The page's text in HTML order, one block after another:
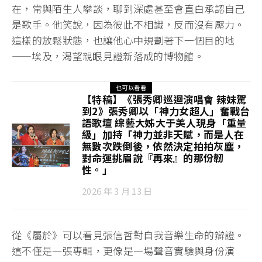
在，常與陌生人攀談，聊到深處甚至會直白承認自己
是歌手。他笑說，因為彼此不相識，反而沒有壓力。
這樣的放鬆狀態，也讓他心中規劃著下一個目的地
——埃及，渴望親眼見證新落成的博物館。
也可以看看
【特稿】《張秀卿巡迴演唱會 辣妹駕
到2》張秀卿以「神力女超人」奮戰台
語歌壇 綜藝大姊大于美人現身「重量
級」加持「神力並非天賦，而是人在
無數次跌倒後，依然決定拍拍灰塵，
對命運挑眉說『再來』的那份韌
性。」
2026 年 3 月 13 日
從《屬於》可以看見張信哲對自我音樂生命的辯證。
這不僅是一張專輯，更像是一場聲音實驗與身份演